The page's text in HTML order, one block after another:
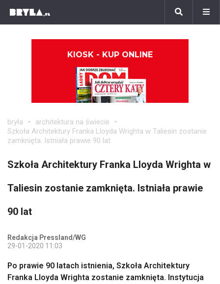
KIOSK - KUP ONLINE
bryła
architektura na świecie
Szkoła Architektury Franka Lloyda Wrighta w Taliesin zostanie
zamknięta. Istniała prawie 90 lat
Szkoła Architektury Franka Lloyda Wrighta w
Taliesin zostanie zamknięta. Istniała prawie
90 lat
Redakcja Pressland/WG
29-01-2020 11:03
Po prawie 90 latach istnienia, Szkoła Architektury
Franka Lloyda Wrighta zostanie zamknięta. Instytucja